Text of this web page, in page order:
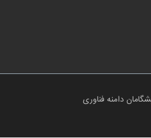
دامنه فناوری